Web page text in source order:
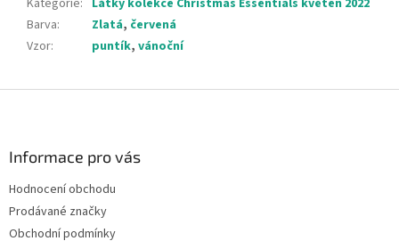
Kategorie: Látky kolekce Christmas Essentials květen 2022
Barva: Zlatá, červená
Vzor: puntík, vánoční
Informace pro vás
Hodnocení obchodu
Prodávané značky
Obchodní podmínky